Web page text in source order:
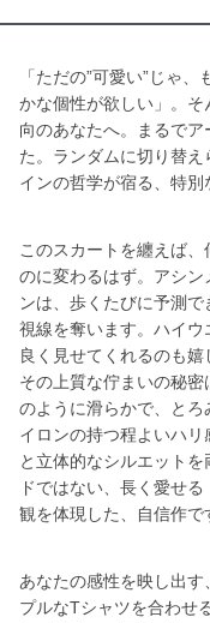
「ただの”可愛い”じゃ
かな個性が欲しい」。
向のあなたへ。まるで
た。ランダムに切り替
インの哲学が宿る、特別
このスカートを纏えば
のに変わるはず。アシ
ンは、歩くたびに予測
視線を奪います。ハイ
良く見せてくれるのも嬉
その上質な佇まいの秘
のように滑らかで、と
イロンの持つ程よいハ
と立体的なシルエット
ドではない、長く愛せ
観を体現した、自信作で
あなたの感性を映し出
プルなTシャツを合わせ